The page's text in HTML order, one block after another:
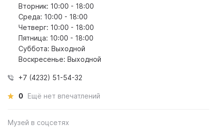
Вторник: 10:00 - 18:00
Среда: 10:00 - 18:00
Четверг: 10:00 - 18:00
Пятница: 10:00 - 18:00
Суббота: Выходной
Воскресенье: Выходной
+7 (4232) 51-54-32
0 Ещё нет впечатлений
Музей в соцсетях